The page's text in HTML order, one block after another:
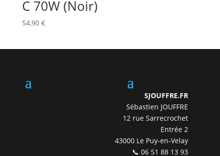
C 70W (Noir)
54,90 €
SJOUFFRE.FR
Sébastien JOUFFRE
12 rue Sarrecrochet
Entrée 2
43000 Le Puy-en-Velay
📞 06 51 88 13 93